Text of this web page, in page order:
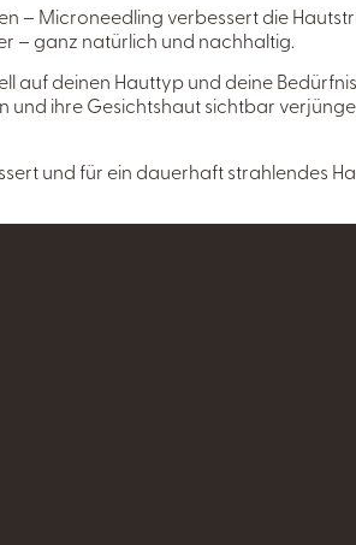
– Microneedling verbessert die
– ganz natürlich und nachhaltig.
auf deinen Hauttyp und deine
und ihre Gesichtshaut sichtbar
und für ein dauerhaft strahlendes